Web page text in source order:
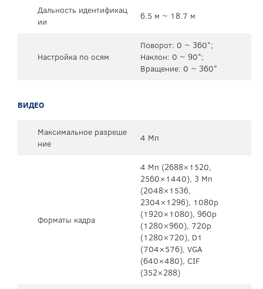
Дальность идентификац
ии
6.5 м ~ 18.7 м
Настройка по осям
Поворот: 0 ~ 360°;
Наклон: 0 ~ 90°;
Вращение: 0 ~ 360°
ВИДЕО
Максимальное разреше
ние
4 Мп
Форматы кадра
4 Мп (2688×1520,
2560×1440), 3 Мп
(2048×1536,
2304×1296), 1080p
(1920×1080), 960p
(1280×960), 720p
(1280×720), D1
(704×576), VGA
(640×480), CIF
(352×288)